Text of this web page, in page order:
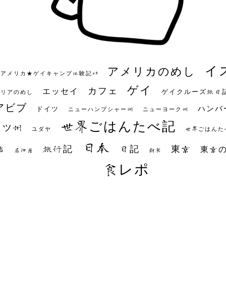
アメリカ★ゲイキャンプ体験記S3 アメリカのめし イ
アのめし エッセイ カフェ ゲイ ゲイクルーズ旅日
ビブ ドイツ ニューハンプシャー州 ニューヨーク州 ハンバ
州 ユダヤ 世界ごはんたべ記 世界ごはん
居酒屋 旅行記 日本 日記 朝食 東京 東京
食レポ